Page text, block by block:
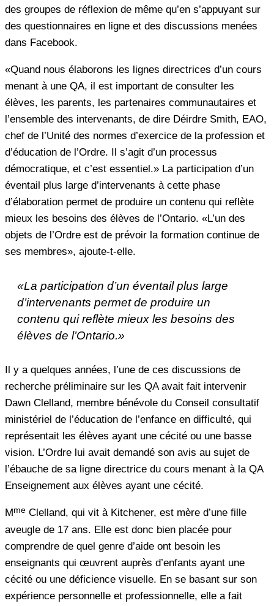
des groupes de réflexion de même qu’en s’appuyant sur
des questionnaires en ligne et des discussions menées
dans Facebook.
«Quand nous élaborons les lignes directrices d’un cours
menant à une QA, il est important de consulter les
élèves, les parents, les partenaires communautaires et
l’ensemble des intervenants, de dire Déirdre Smith, EAO,
chef de l’Unité des normes d’exercice de la profession et
d’éducation de l’Ordre. Il s’agit d’un processus
démocratique, et c’est essentiel.» La participation d’un
éventail plus large d’intervenants à cette phase
d’élaboration permet de produire un contenu qui reflète
mieux les besoins des élèves de l’Ontario. «L’un des
objets de l’Ordre est de prévoir la formation continue de
ses membres», ajoute-t-elle.
«La participation d’un éventail plus large
d’intervenants permet de produire un
contenu qui reflète mieux les besoins des
élèves de l’Ontario.»
Il y a quelques années, l’une de ces discussions de
recherche préliminaire sur les QA avait fait intervenir
Dawn Clelland, membre bénévole du Conseil consultatif
ministériel de l’éducation de l’enfance en difficulté, qui
représentait les élèves ayant une cécité ou une basse
vision. L’Ordre lui avait demandé son avis au sujet de
l’ébauche de sa ligne directrice du cours menant à la QA
Enseignement aux élèves ayant une cécité.
Mme Clelland, qui vit à Kitchener, est mère d’une fille
aveugle de 17 ans. Elle est donc bien placée pour
comprendre de quel genre d’aide ont besoin les
enseignants qui œuvrent auprès d’enfants ayant une
cécité ou une déficience visuelle. En se basant sur son
expérience personnelle et professionnelle, elle a fait